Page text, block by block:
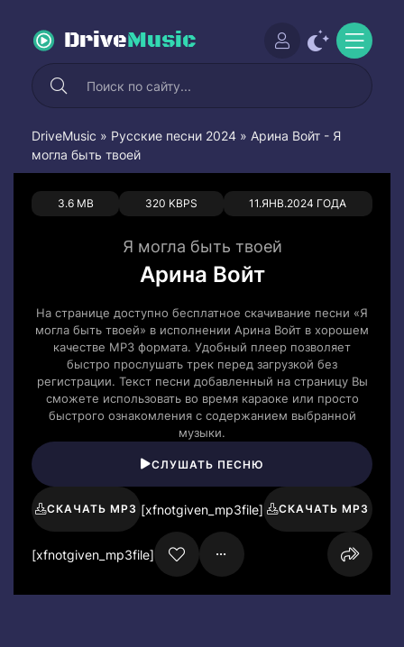
DriveMusic
DriveMusic » Русские песни 2024 » Арина Войт - Я
могла быть твоей
3.6 MB 320 KBPS 11.ЯНВ.2024 ГОДА
0 0
Я могла быть твоей
Арина Войт
На странице доступно бесплатное скачивание песни «Я
могла быть твоей» в исполнении Арина Войт в хорошем
качестве MP3 формата. Удобный плеер позволяет
быстро прослушать трек перед загрузкой без
регистрации. Текст песни добавленный на страницу Вы
сможете использовать во время караоке или просто
быстрого ознакомления с содержанием выбранной
музыки.
СЛУШАТЬ ПЕСНЮ
СКАЧАТЬ MP3 [xfnotgiven_mp3file] СКАЧАТЬ MP3
[xfnotgiven_mp3file]